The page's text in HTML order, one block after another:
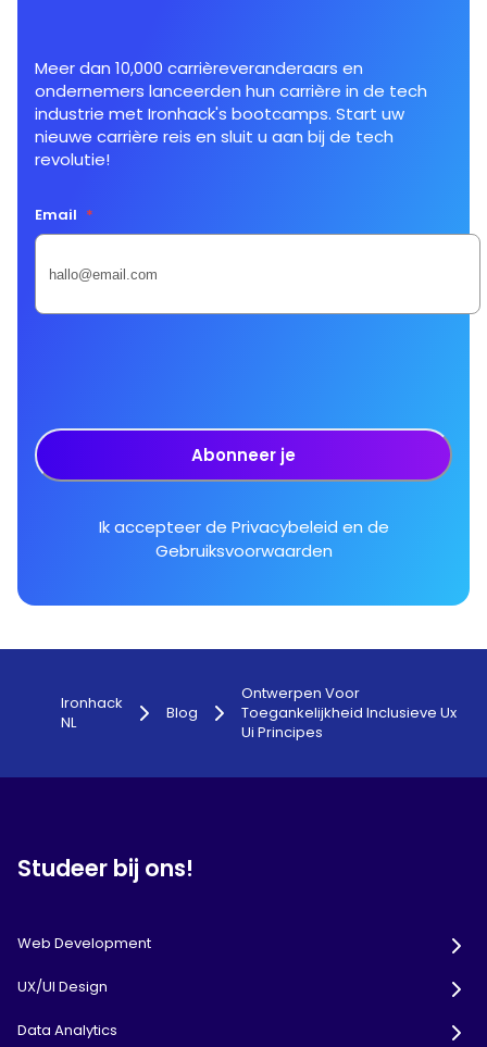
Meer dan 10,000 carrièreveranderaars en
ondernemers lanceerden hun carrière in de tech
industrie met Ironhack's bootcamps. Start uw
nieuwe carrière reis en sluit u aan bij de tech
revolutie!
Email *
Abonneer je
Ik accepteer de Privacybeleid en de
Gebruiksvoorwaarden
Ironhack
NL
Blog
Ontwerpen Voor
Toegankelijkheid Inclusieve Ux
Ui Principes
Studeer bij ons!
Web Development
UX/UI Design
Data Analytics